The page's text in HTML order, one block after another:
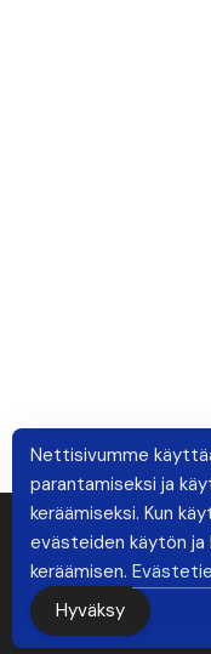
Copyright © 2026
Nettisivumme
parantamiseksi ja
keräämiseksi. Kun
evästeiden käytön
keräämisen.
Hyväksy